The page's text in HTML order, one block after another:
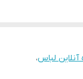
آنلاین لباس،